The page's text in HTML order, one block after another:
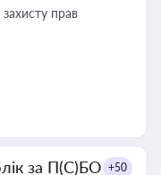
захисту прав
за П(С)БО +50